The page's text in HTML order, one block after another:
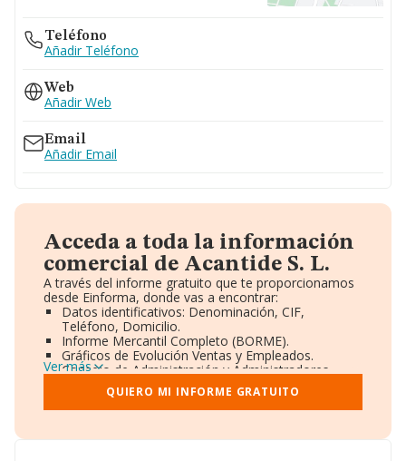
Teléfono
Añadir Teléfono
Web
Añadir Web
Email
Añadir Email
Acceda a toda la información
comercial de Acantide S. L.
A través del informe gratuito que te proporcionamos
desde Einforma, donde vas a encontrar:
Datos identificativos: Denominación, CIF,
Teléfono, Domicilio.
Informe Mercantil Completo (BORME).
Gráficos de Evolución Ventas y Empleados.
Consejo de Administración y Administradores.
Directivos y Ejecutivos.
Accionistas.
Participaciones y Vinculaciones en otras empresas.
Información oficial y registral complementaria.
Ver más
QUIERO MI INFORME GRATUITO